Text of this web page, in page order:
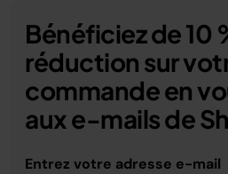
Bénéficiez de 10
réduction sur
commande en
aux e-mails de
Entrez votre adresse e-mail